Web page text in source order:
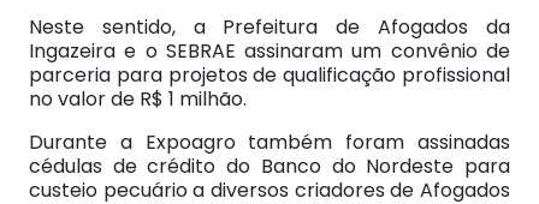
Neste sentido, a Prefeitura de Afogados da
Ingazeira e o SEBRAE assinaram um convênio de
parceria para projetos de qualificação profissional
no valor de R$ 1 milhão.
Durante a Expoagro também foram assinadas
cédulas de crédito do Banco do Nordeste para
custeio pecuário a diversos criadores de Afogados